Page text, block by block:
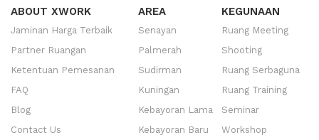
ABOUT XWORK
Jaminan Harga Terbaik
Partner Ruangan
Ketentuan Pemesanan
FAQ
Blog
Contact Us
AREA
Senayan
Palmerah
Sudirman
Kuningan
Kebayoran Lama
Kebayoran Baru
KEGUNAAN
Ruang Meeting
Shooting
Ruang Serbaguna
Ruang Training
Seminar
Workshop